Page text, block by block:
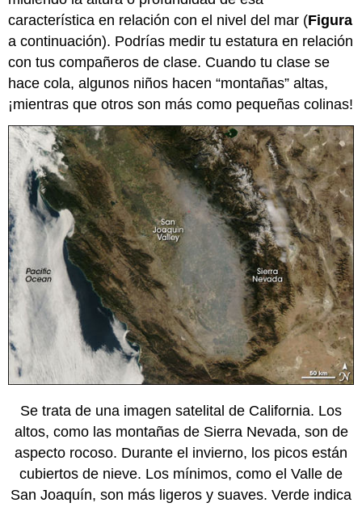
característica en relación con el nivel del mar (Figura
a continuación). Podrías medir tu estatura en relación
con tus compañeros de clase. Cuando tu clase se
hace cola, algunos niños hacen “montañas” altas,
¡mientras que otros son más como pequeñas colinas!
Se trata de una imagen satelital de California. Los
altos, como las montañas de Sierra Nevada, son de
aspecto rocoso. Durante el invierno, los picos están
cubiertos de nieve. Los mínimos, como el Valle de
San Joaquín, son más ligeros y suaves. Verde indica